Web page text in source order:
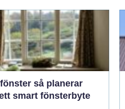
så planerar
smart fönsterbyte